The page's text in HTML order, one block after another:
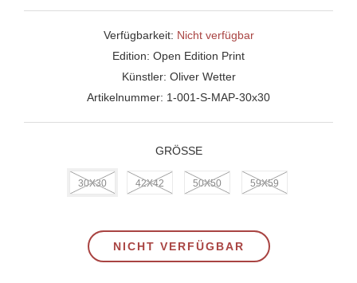
Verfügbarkeit: Nicht verfügbar
Edition: Open Edition Print
Künstler: Oliver Wetter
Artikelnummer: 1-001-S-MAP-30x30
GRÖSSE
30X30 42X42 50X50 59X59
NICHT VERFÜGBAR